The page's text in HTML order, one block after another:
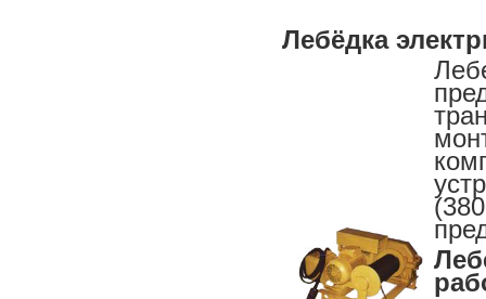
Лебёдка